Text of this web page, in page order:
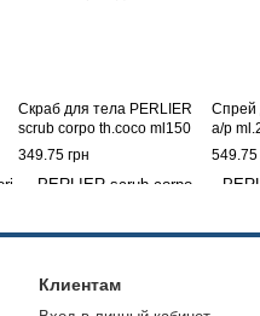
Скраб для тела PERLIER
scrub corpo th.coco ml150
349.75 грн
Спрей
a/p
549.75
Клиентам